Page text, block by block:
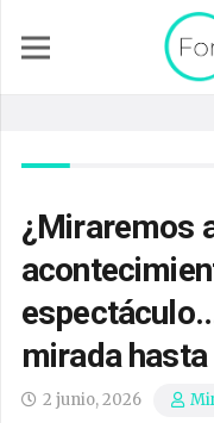
¿Miraremos
mirada
2 junio, 2026